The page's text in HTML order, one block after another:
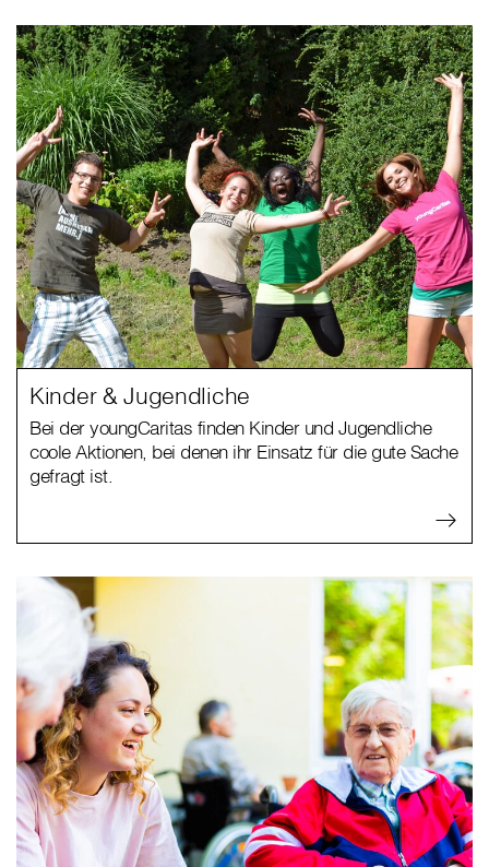
Kinder & Jugendliche
Bei der youngCaritas finden Kinder und Jugendliche
coole Aktionen, bei denen ihr Einsatz für die gute Sache
gefragt ist.